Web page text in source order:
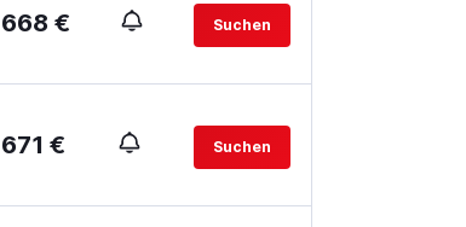
668 € Suchen
671 € Suchen